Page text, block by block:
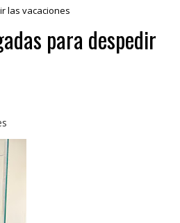
las vacaciones
para despedir